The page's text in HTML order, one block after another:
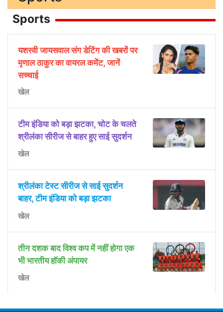
Sports
यशस्वी जायसवाल संग डेटिंग की खबरों पर
मृणाल ठाकुर का वायरल कमेंट, जानें
सच्चाई
खेल
टीम इंडिया को बड़ा झटका, चोट के चलते
श्रीलंका सीरीज से बाहर हुए साई सुदर्शन
खेल
श्रीलंका टेस्ट सीरीज से साई सुदर्शन
बाहर, टीम इंडिया को बड़ा झटका
खेल
तीन दशक बाद विश्व कप में नहीं होगा एक
भी भारतीय हॉकी अंपायर
खेल